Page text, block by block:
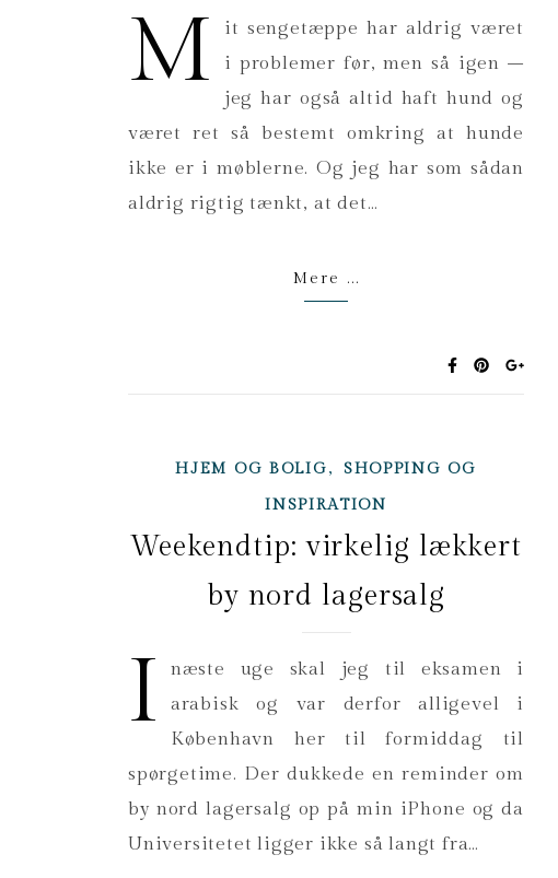
M
it sengetæppe har aldrig været
i problemer før, men så igen –
jeg har også altid haft hund og
været ret så bestemt omkring at hunde
ikke er i møblerne. Og jeg har som sådan
aldrig rigtig tænkt, at det…
Mere ...
HJEM OG BOLIG, SHOPPING OG
INSPIRATION
Weekendtip: virkelig lækkert
by nord lagersalg
I
næste uge skal jeg til eksamen i
arabisk og var derfor alligevel i
København her til formiddag til
spørgetime. Der dukkede en reminder om
by nord lagersalg op på min iPhone og da
Universitetet ligger ikke så langt fra…